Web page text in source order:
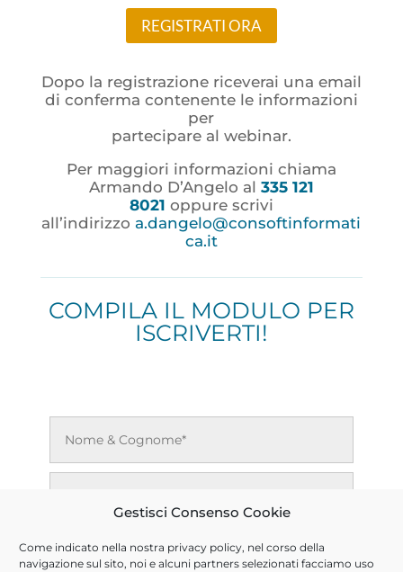
Gestisci Consenso Cookie
Come indicato nella nostra privacy policy, nel corso della
navigazione sul sito, noi e alcuni partners selezionati facciamo uso
REGISTRATI ORA
Dopo la registrazione riceverai una email
di conferma contenente le informazioni
per
partecipare al webinar.
Per maggiori informazioni chiama
Armando D’Angelo al 335 121
8021 oppure scrivi
all’indirizzoa.dangelo@consoftinformati
ca.it
COMPILA IL MODULO PER
ISCRIVERTI!